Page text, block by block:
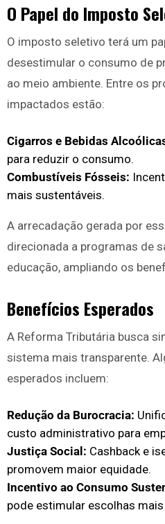
O Papel do Imposto
O imposto seletivo terá um
desestimular o consumo de
ao meio ambiente. Entre os
impactados estão:
Cigarros e Bebidas
para reduzir o consumo.
Combustíveis Fósseis:
mais sustentáveis.
A arrecadação gerada por
direcionada a programas de
educação, ampliando os
Benefícios Esperados
A Reforma Tributária busca
sistema mais transparente.
esperados incluem:
Redução da Burocracia:
custo administrativo para
Justiça Social: Cashback e
promovem maior equidade.
Incentivo ao Consumo
pode estimular escolhas